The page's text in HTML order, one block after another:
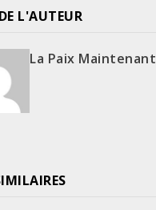
L'AUTEUR
La Paix Maintenant